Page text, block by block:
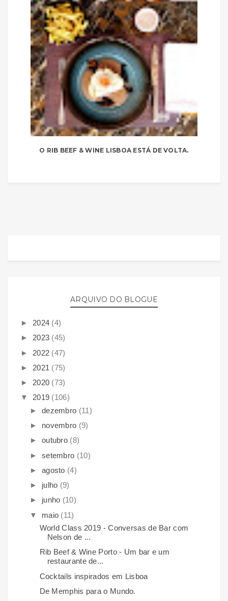
O RIB BEEF & WINE LISBOA ESTÁ DE VOLTA.
ARQUIVO DO BLOGUE
► 2024 (4)
► 2023 (45)
► 2022 (47)
► 2021 (75)
► 2020 (73)
▼ 2019 (106)
► dezembro (11)
► novembro (9)
► outubro (8)
► setembro (10)
► agosto (4)
► julho (9)
► junho (10)
▼ maio (11)
World Class 2019 - Conversas de Bar com
Nelson de ...
Rib Beef & Wine Porto - Um bar e um
restaurante de...
Cocktails inspirados em Lisboa
De Memphis para o Mundo.